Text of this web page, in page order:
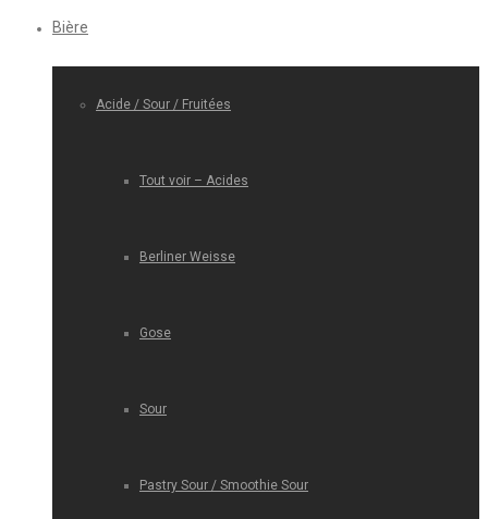
Bière
Acide / Sour / Fruitées
Tout voir – Acides
Berliner Weisse
Gose
Sour
Pastry Sour / Smoothie Sour